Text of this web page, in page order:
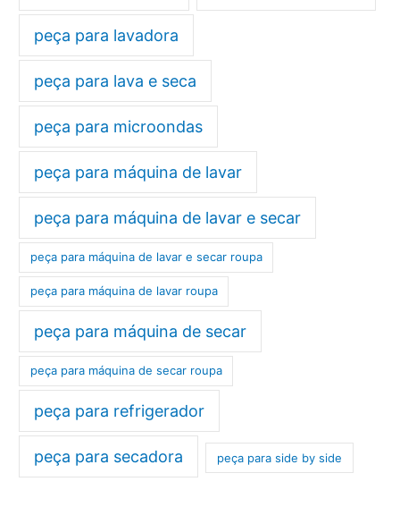
peça para lavadora
peça para lava e seca
peça para microondas
peça para máquina de lavar
peça para máquina de lavar e secar
peça para máquina de lavar e secar roupa
peça para máquina de lavar roupa
peça para máquina de secar
peça para máquina de secar roupa
peça para refrigerador
peça para secadora peça para side by side